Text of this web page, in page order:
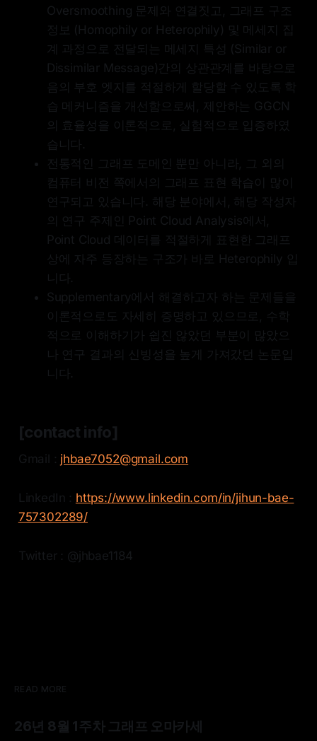
Oversmoothing 문제와 연결짓고, 그래프 구조
정보 (Homophily or Heterophily) 및 메세지 집
계 과정으로 전달되는 메세지 특성 (Similar or
Dissimilar Message)간의 상관관계를 바탕으로
음의 부호 엣지를 적절하게 할당할 수 있도록 학
습 메커니즘을 개선함으로써, 제안하는 GGCN
의 효율성을 이론적으로, 실험적으로 입증하였
습니다.
전통적인 그래프 도메인 뿐만 아니라, 그 외의
컴퓨터 비전 쪽에서의 그래프 표현 학습이 많이
연구되고 있습니다. 해당 분야에서, 해당 작성자
의 연구 주제인 Point Cloud Analysis에서,
Point Cloud 데이터를 적절하게 표현한 그래프
상에 자주 등장하는 구조가 바로 Heterophily 입
니다.
Supplementary에서 해결하고자 하는 문제들을
이론적으로도 자세히 증명하고 있으므로, 수학
적으로 이해하기가 쉽진 않았던 부분이 많았으
나 연구 결과의 신빙성을 높게 가져갔던 논문입
니다.
[contact info]
Gmail : jhbae7052@gmail.com
LinkedIn : https://www.linkedin.com/in/jihun-bae-
757302289/
Twitter : @jhbae1184
READ MORE
26년 8월 1주차 그래프 오마카세